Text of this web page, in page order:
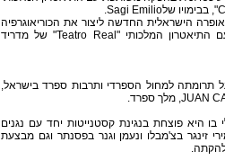
ע"י האופרה הישראלית החדשה ליצור את הכוריאוגרפיה
לאופרה "Carmen" בהפקה משותפת עם התיאטרון המלכותי "Teatro Real" של מדריד
תרומתה למחול הספרדי ותרבות ספרד בישראל,
היא פוצחת בנגינת קסטנייטות יחד עם נגנים
זינגר בצ'מבלו ונעמן וגנר בפסנתר וגם מבצעת